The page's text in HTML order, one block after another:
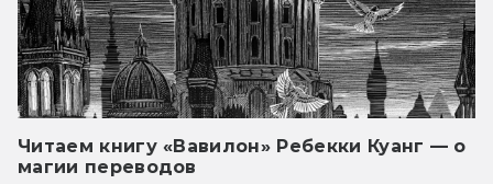
Читаем книгу «Вавилон» Ребекки Куанг — о
магии переводов